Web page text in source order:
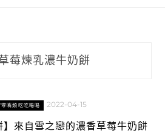
莓煉乳濃牛奶餅
嘴類吃吃喝喝 2022-04-15
】來自雪之戀的濃香草莓牛奶餅